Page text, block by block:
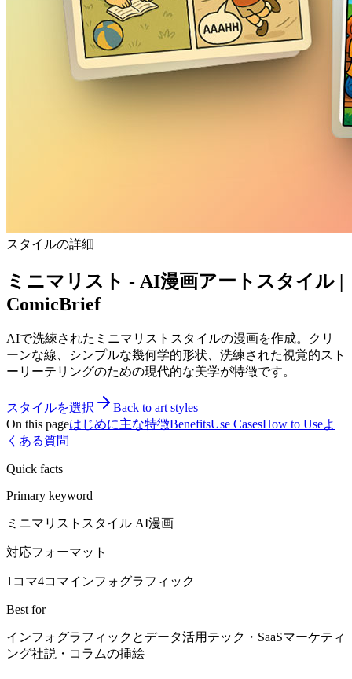
スタイルの詳細
ミニマリスト - AI漫画アートスタイル |
ComicBrief
AIで洗練されたミニマリストスタイルの漫画を作成。クリ
ーンな線、シンプルな幾何学的形状、洗練された視覚的スト
ーリーテリングのための現代的な美学が特徴です。
スタイルを選択
Back to art styles
On this pageはじめに主な特徴BenefitsUse CasesHow to Useよ
くある質問
Quick facts
Primary keyword
ミニマリストスタイル AI漫画
対応フォーマット
1コマ4コマインフォグラフィック
Best for
インフォグラフィックとデータ活用 テック・SaaSマーケティ
ング社説・コラムの挿絵